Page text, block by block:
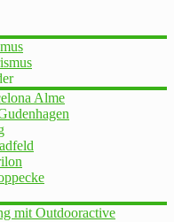
Alme
mit Outdooractive